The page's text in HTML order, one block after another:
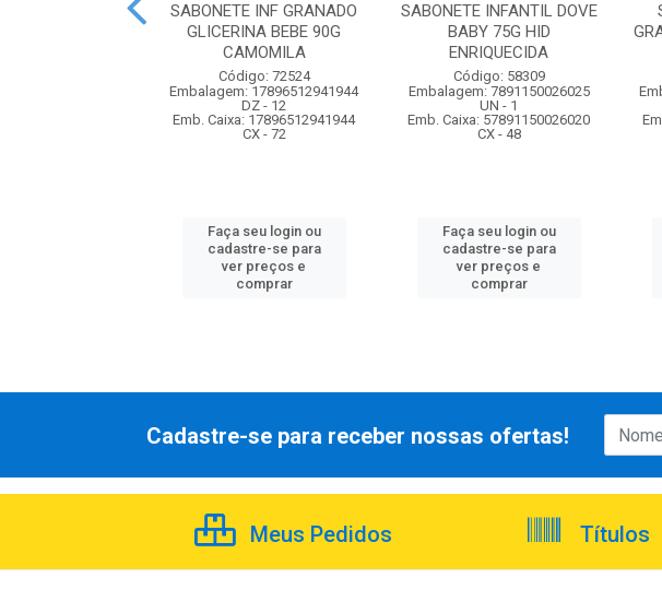
INF DOVE BABY
SABONETE INF GRANADO
GLICERINA BEBE 90G
CAMOMILA
Código: 72524
Embalagem: 17896512941944
DZ - 12
Emb. Caixa: 17896512941944
CX - 72
Faça seu login ou
cadastre-se para
ver preços e
comprar
SABONETE INFANTIL DOVE
BABY 75G HID
ENRIQUECIDA
Código: 58309
Embalagem: 7891150026025
UN - 1
Emb. Caixa: 57891150026020
CX - 48
Faça seu login ou
cadastre-se para
ver preços e
comprar
Cadastre-se para receber nossas ofertas!
Meus Pedidos Títulos